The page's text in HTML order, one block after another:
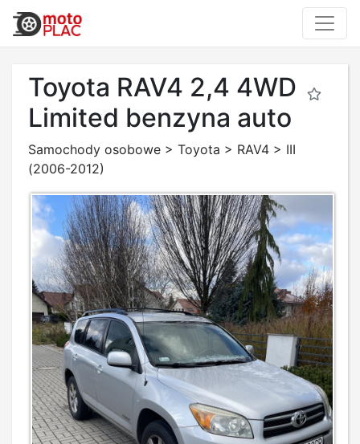
Toyota RAV4 2,4 4WD
Limited benzyna auto
Samochody osobowe > Toyota > RAV4 > III
(2006-2012)